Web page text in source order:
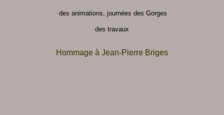
des animations, journées des Gorges
des travaux
Hommage à Jean-Pierre Briges